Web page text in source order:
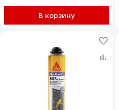
В корзину